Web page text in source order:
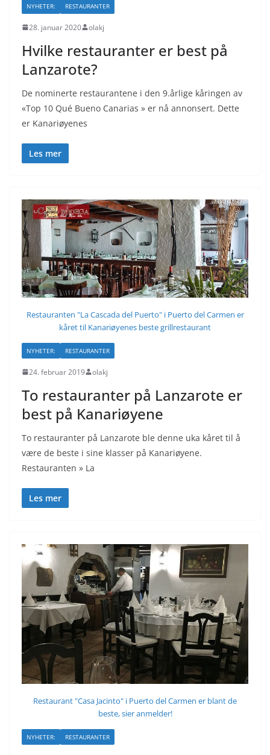
NYHETER: RESTAURANTER
28. januar 2020 olakj
Hvilke restauranter er best på
Lanzarote?
De nominerte restaurantene i den 9.årlige kåringen av
«Top 10 Qué Bueno Canarias » er nå annonsert. Dette
er Kanariøyenes
Les mer
Restauranten "La Cascada del Puerto" i Puerto del Carmen er
kåret til Kanariøyenes beste grillrestaurant
NYHETER: RESTAURANTER
24. februar 2019 olakj
To restauranter på Lanzarote er
best på Kanariøyene
To restauranter på Lanzarote ble denne uka kåret til å
være de beste i sine klasser på Kanariøyene.
Restauranten » La
Les mer
Restaurant "Casa Jacinto" i Puerto del Carmen er blant de
beste, sier anmelder!
NYHETER: RESTAURANTER